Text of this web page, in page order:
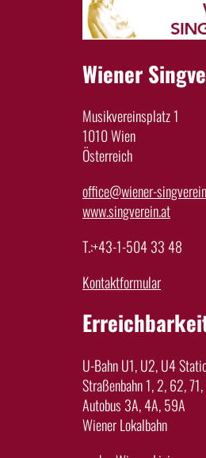
Wiener
Musikvereinsplatz 1
1010 Wien
Österreich
office@wiener-
www.singverein.at
T.:+43-1-504 33 48
Kontaktformular
U-Bahn U1, U2, U4
Straßenbahn 1, 2, 62,
Autobus 3A, 4A, 59A
Wiener Lokalbahn